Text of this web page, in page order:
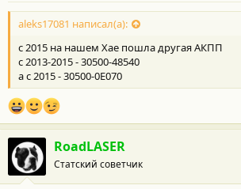
aleks17081 написал(а):
с 2015 на нашем Хае пошла другая АКПП
с 2013-2015 - 30500-48540
а с 2015 - 30500-0E070
RoadLASER
Статский советчик